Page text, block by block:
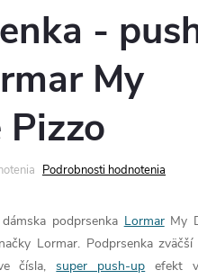
-
My
Podrobnosti hodnotenia
podprsenka LormarMy
Lormar. Podprsenka zväčší
čísla,super push-up efekt